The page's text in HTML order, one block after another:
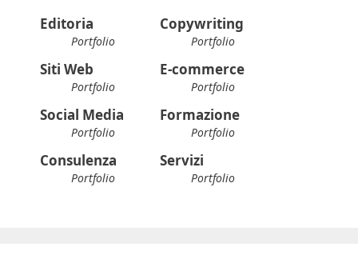
Editoria
Portfolio
Copywriting
Portfolio
Siti Web
Portfolio
E-commerce
Portfolio
Social Media
Portfolio
Formazione
Portfolio
Consulenza
Portfolio
Servizi
Portfolio